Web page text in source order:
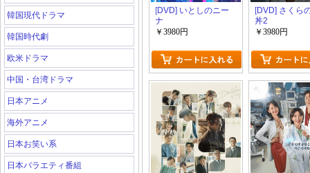
韓国現代ドラマ
韓国時代劇
欧米ドラマ
中国・台湾ドラマ
日本アニメ
海外アニメ
日本お笑い系
日本バラエティ番組
[DVD] いとしのニー
ナ
￥3980円
[DVD] さくら
丼2
￥3980円